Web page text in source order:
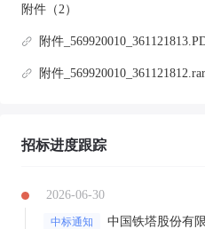
附件（2）
附件
附件_569920010_361121812.rar
招标进度跟踪
2026-06-30
中标通知 中国铁塔股份有